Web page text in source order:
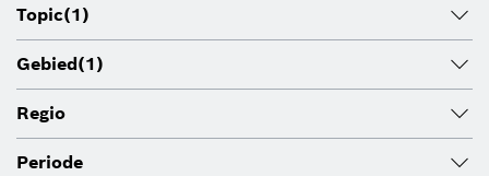
Topic(1)
Gebied(1)
Regio
Periode